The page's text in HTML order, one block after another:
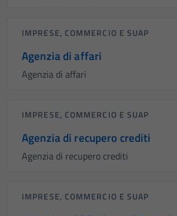
IMPRESE, COMMERCIO E SUAP
Agenzia di affari
Agenzia di affari
IMPRESE, COMMERCIO E SUAP
Agenzia di recupero crediti
Agenzia di recupero crediti
IMPRESE, COMMERCIO E SUAP